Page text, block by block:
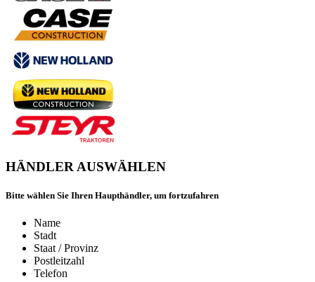
HÄNDLER AUSWÄHLEN
Bitte wählen Sie Ihren Haupthändler, um fortzufahren
Name
Stadt
Staat / Provinz
Postleitzahl
Telefon